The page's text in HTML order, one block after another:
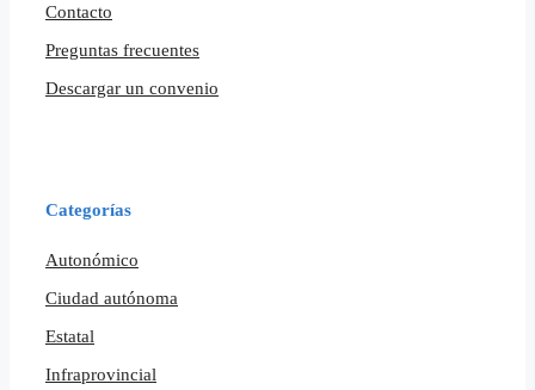
Contacto
Preguntas frecuentes
Descargar un convenio
Categorías
Autonómico
Ciudad autónoma
Estatal
Infraprovincial